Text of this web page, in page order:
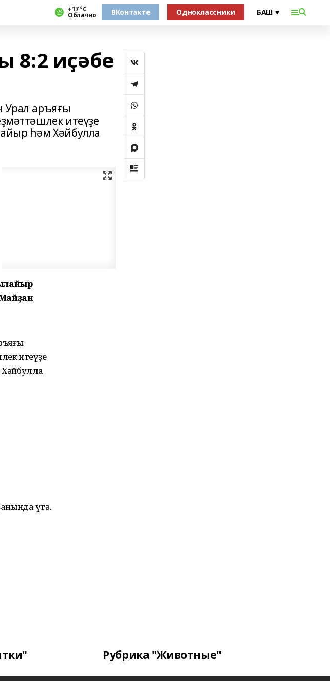
+17 °С
Облачно ВКонтакте Одноклассники
8:2 иҫәбе
Урал аръяғы
итеүҙе
һәм Хәйбулла
итеүҙе
үтә.
Рубрика "Животные"